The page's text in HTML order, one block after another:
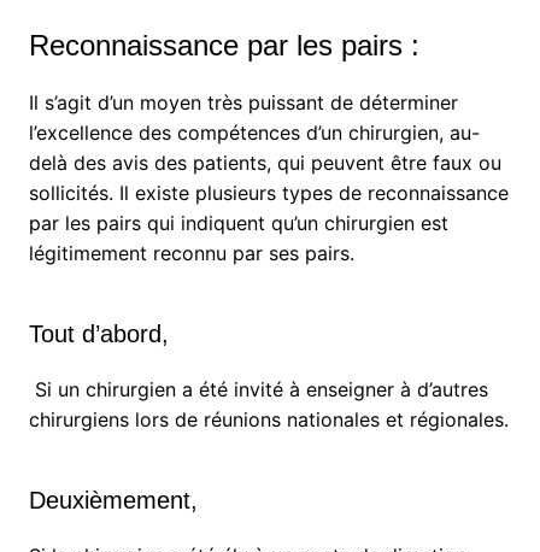
Reconnaissance par les pairs :
Il s’agit d’un moyen très puissant de déterminer
l’excellence des compétences d’un chirurgien, au-
delà des avis des patients, qui peuvent être faux ou
sollicités. Il existe plusieurs types de reconnaissance
par les pairs qui indiquent qu’un chirurgien est
légitimement reconnu par ses pairs.
Tout d’abord,
Si un chirurgien a été invité à enseigner à d’autres
chirurgiens lors de réunions nationales et régionales.
Deuxièmement,